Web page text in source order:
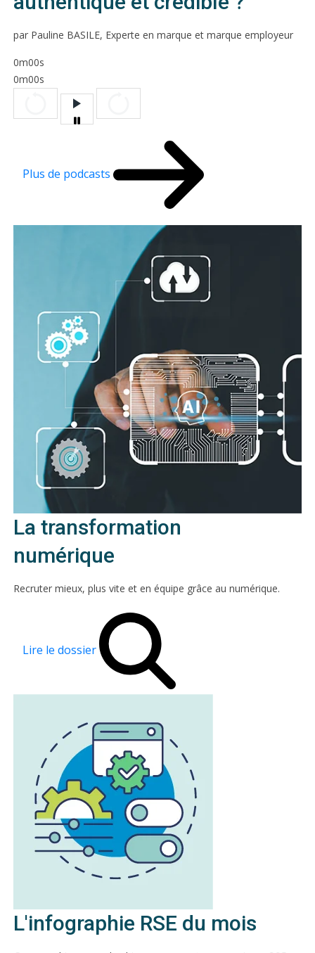
par Pauline BASILE, Experte en marque et marque employeur
0m00s
0m00s
Plus de podcasts
La transformation
numérique
Recruter mieux, plus vite et en équipe grâce au numérique.
Lire le dossier
L'infographie RSE du mois